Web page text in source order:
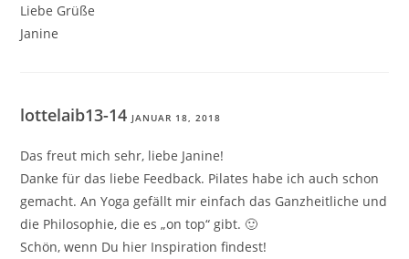
Liebe Grüße
Janine
lottelaib13-14 JANUAR 18, 2018
Das freut mich sehr, liebe Janine!
Danke für das liebe Feedback. Pilates habe ich auch schon
gemacht. An Yoga gefällt mir einfach das Ganzheitliche und
die Philosophie, die es „on top“ gibt. 🙂
Schön, wenn Du hier Inspiration findest!